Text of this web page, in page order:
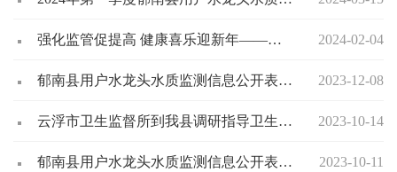
强化监管促提高 健康喜乐迎新年——郁南县卫生监督所开展春节前卫生监督专项检查 2024-02-04
郁南县用户水龙头水质监测信息公开表（2023年第四季度） 2023-12-08
云浮市卫生监督所到我县调研指导卫生监督工作 2023-10-14
郁南县用户水龙头水质监测信息公开表（2023年第三季度） 2023-10-11